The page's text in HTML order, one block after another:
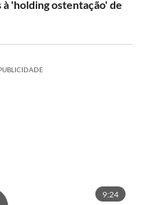
'holding ostentação' de
9:24